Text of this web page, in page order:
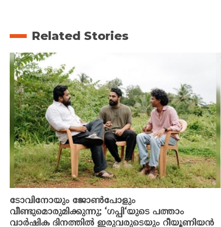
Related Stories
ടോവിനോയും ജോൺപോളും
വീണ്ടുമൊരുമിക്കുന്നു; ‘ഗപ്പി‘യുടെ പത്താം
വാർഷിക ദിനത്തിൽ ഇരുവരുടെയും റീയൂണിയൻ